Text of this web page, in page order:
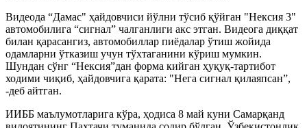
Видеода “Дамас" ҳайдовчиси йўлни тўсиб қўйган "Нексия 3"
автомобилига “сигнал” чалганлиги акс этган. Видеога диққат
билан қарасангиз, автомобиллар пиёдалар ўтиш жойида
одамларни ўтказиш учун тўхтаганини кўриш мумкин.
Шундан сўнг “Нексия”дан форма кийган ҳуқуқ-тартибот
ходими чиқиб, ҳайдовчига қарата: "Нега сигнал қилаяпсан”,
-деб айтган.
ИИББ маълумотларига кўра, ҳодиса 8 май куни Самарқанд